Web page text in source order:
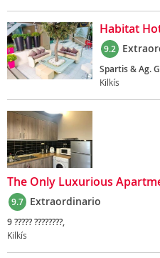
Habitat
9.2
Spartis & Ag.
Kilkís
The Only Luxurious
9.7 Extraordinario
9 ????? ????????,
Kilkís